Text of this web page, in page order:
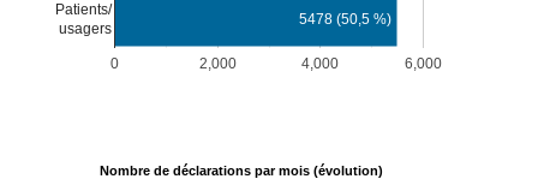
0 2,000 4,000 6,000
Patients/
usagers
5478 (50,5 %)
Nombre de déclarations par mois (évolution)